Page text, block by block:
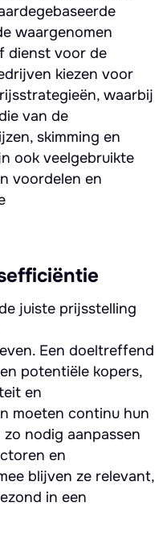
waargenomen
dienst voor de
kiezen voor
waarbij
van de
skimming en
ook veelgebruikte
voordelen en
juiste prijsstelling
Een doeltreffend
potentiële kopers,
en
moeten continu hun
nodig aanpassen
en
blijven ze relevant,
in een